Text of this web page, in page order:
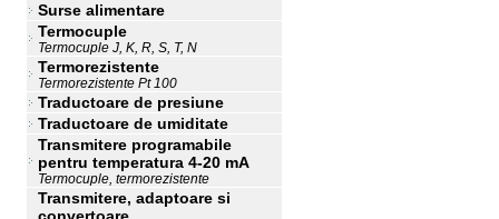
Surse alimentare
Termocuple
Termocuple J, K, R, S, T, N
Termorezistente
Termorezistente Pt 100
Traductoare de presiune
Traductoare de umiditate
Transmitere programabile
pentru temperatura 4-20 mA
Termocuple, termorezistente
Transmitere, adaptoare si